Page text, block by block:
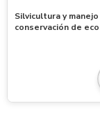
Silvicultura y
conservación de